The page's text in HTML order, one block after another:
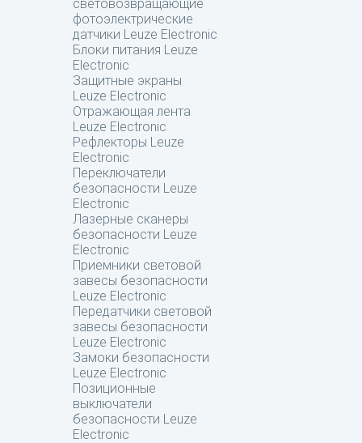
световозвращающие
фотоэлектрические
датчики Leuze Electronic
Блоки питания Leuze
Electronic
Защитные экраны
Leuze Electronic
Отражающая лента
Leuze Electronic
Рефлекторы Leuze
Electronic
Переключатели
безопасности Leuze
Electronic
Лазерные сканеры
безопасности Leuze
Electronic
Приемники световой
завесы безопасности
Leuze Electronic
Передатчики световой
завесы безопасности
Leuze Electronic
Замоки безопасности
Leuze Electronic
Позиционные
выключатели
безопасности Leuze
Electronic